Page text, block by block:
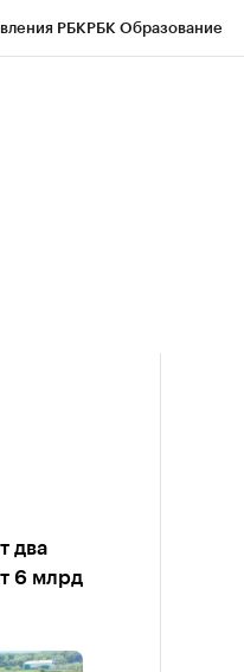
РБКРБК Образование
два
6 млрд